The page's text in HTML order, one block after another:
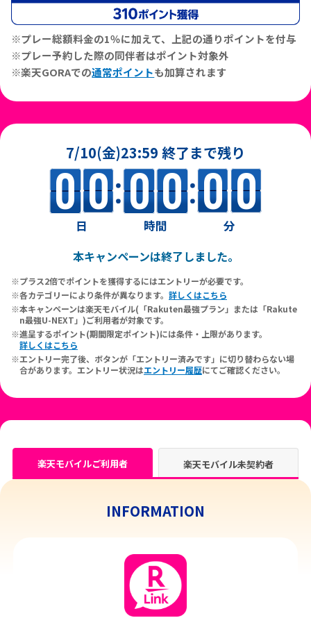
プレー総額料金の1％に加えて、上記の通りポイントを付与
プレー予約した際の同伴者はポイント対象外
楽天GORAでの通常ポイントも加算されます
7/10(金)23:59 終了まで残り
00
日
00
時間
00
分
本キャンペーンは終了しました。
プラス2倍でポイントを獲得するにはエントリーが必要です。
各カテゴリーにより条件が異なります。 詳しくはこちら
本キャンペーンは楽天モバイル(「Rakuten最強プラン」または「Rakute
n最強U-NEXT」)ご利用者が対象です。
進呈するポイント(期間限定ポイント)には条件・上限があります。
詳しくはこちら
エントリー完了後、ボタンが「エントリー済みです」に切り替わらない場
合があります。エントリー状況はエントリー履歴にてご確認ください。
楽天モバイルご利用者 楽天モバイル未契約者
INFORMATION